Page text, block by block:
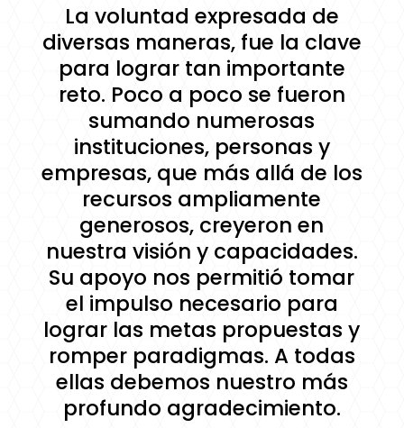
La voluntad expresada de
diversas maneras, fue la clave
para lograr tan importante
reto. Poco a poco se fueron
sumando numerosas
instituciones, personas y
empresas, que más allá de los
recursos ampliamente
generosos, creyeron en
nuestra visión y capacidades.
Su apoyo nos permitió tomar
el impulso necesario para
lograr las metas propuestas y
romper paradigmas. A todas
ellas debemos nuestro más
profundo agradecimiento.